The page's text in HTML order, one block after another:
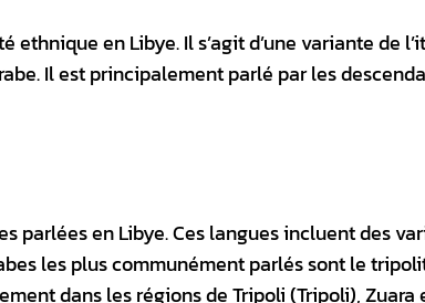
en Libye. Il s’agit d’une variante de
Il est principalement parlé par les
parlées en Libye. Ces langues incluent des
les plus communément parlés sont le
dans les régions de Tripoli (Tripoli), Zuara